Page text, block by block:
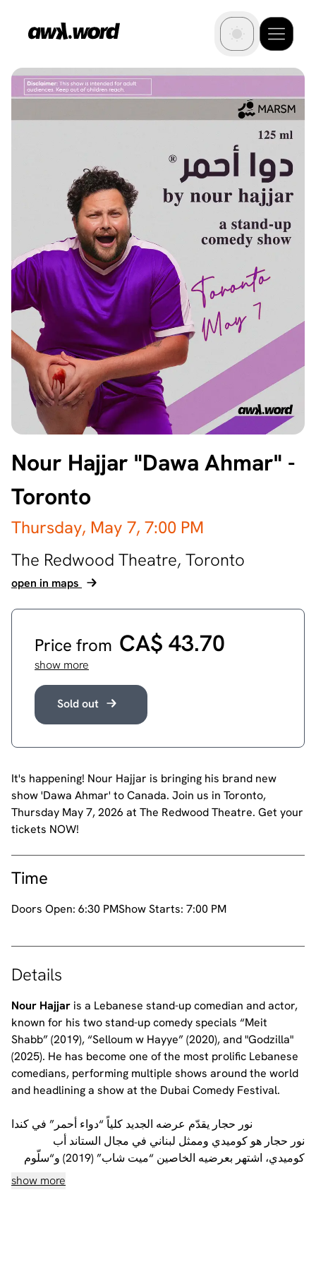
Nour Hajjar "Dawa Ahmar" -
Toronto
Thursday, May 7, 7:00 PM
The Redwood Theatre, Toronto
open in maps
Price from CA$ 43.70
show more
Sold out
It's happening! Nour Hajjar is bringing his brand new
show 'Dawa Ahmar' to Canada. Join us in Toronto,
Thursday May 7, 2026 at The Redwood Theatre. Get your
tickets NOW!
Time
Doors Open: 6:30 PMShow Starts: 7:00 PM
Details
Nour Hajjar is a Lebanese stand-up comedian and actor,
known for his two stand-up comedy specials “Meit
Shabb” (2019), “Selloum w Hayye” (2020), and "Godzilla"
(2025). He has become one of the most prolific Lebanese
comedians, performing multiple shows around the world
and headlining a show at the Dubai Comedy Festival.
نور حجار يقدّم عرضه الجديد كلياً “دواء أحمر” في كندا
نور حجار هو كوميدي وممثل لبناني في مجال الستاند أب
كوميدي، اشتهر بعرضيه الخاصين “ميت شاب” (2019) و“سلّوم
وحيّة” (2020). يُعدّ اليوم من أبرز الكوميديين اللبنانيين، حيث قدّم
show more